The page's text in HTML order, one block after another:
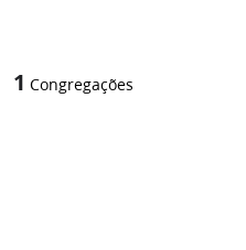
1 Congregações